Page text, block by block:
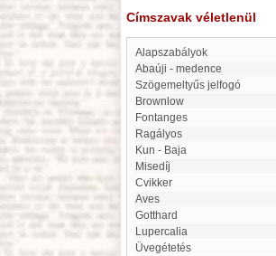
Címszavak véletlenül
Alapszabályok
Abaúji - medence
szögemeltyűs jelfogó
Brownlow
Fontanges
Ragályos
Kun - Baja
Misedíj
Cvikker
Aves
Gotthard
Lupercalia
Üvegétetés